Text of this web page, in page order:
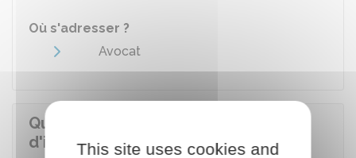
Où s'adresser ?
Avocat
Quel est le coût de la demande
d'injonction de faire ?
This site uses cookies and